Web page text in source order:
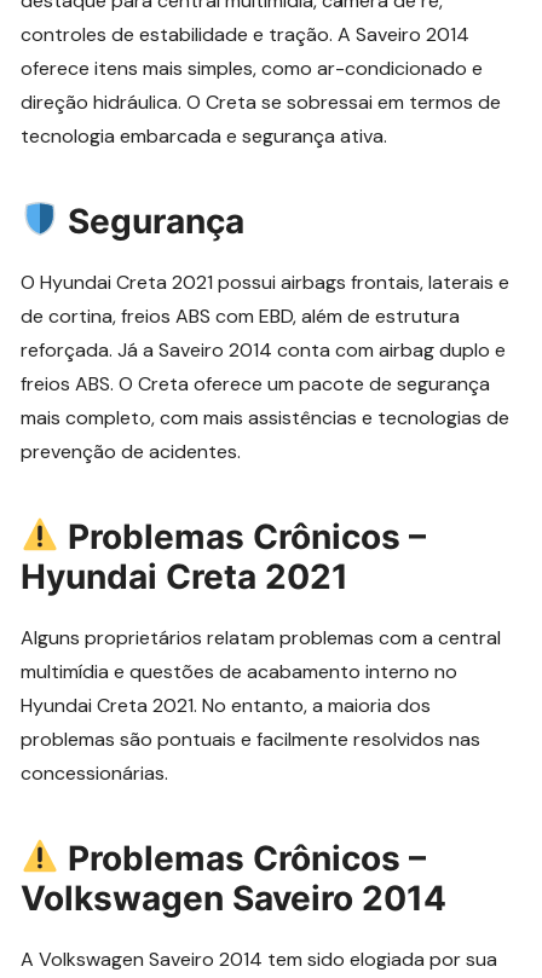
controles de estabilidade e tração. A Saveiro 2014
oferece itens mais simples, como ar-condicionado e
direção hidráulica. O Creta se sobressai em termos de
tecnologia embarcada e segurança ativa.
Segurança
O Hyundai Creta 2021 possui airbags frontais, laterais e
de cortina, freios ABS com EBD, além de estrutura
reforçada. Já a Saveiro 2014 conta com airbag duplo e
freios ABS. O Creta oferece um pacote de segurança
mais completo, com mais assistências e tecnologias de
prevenção de acidentes.
Problemas Crônicos –
Hyundai Creta 2021
Alguns proprietários relatam problemas com a central
multimídia e questões de acabamento interno no
Hyundai Creta 2021. No entanto, a maioria dos
problemas são pontuais e facilmente resolvidos nas
concessionárias.
Problemas Crônicos –
Volkswagen Saveiro 2014
A Volkswagen Saveiro 2014 tem sido elogiada por sua